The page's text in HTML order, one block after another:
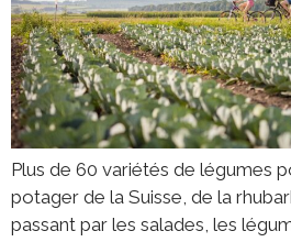
Plus de 60 variétés de légumes
potager de la Suisse, de la
passant par les salades, les